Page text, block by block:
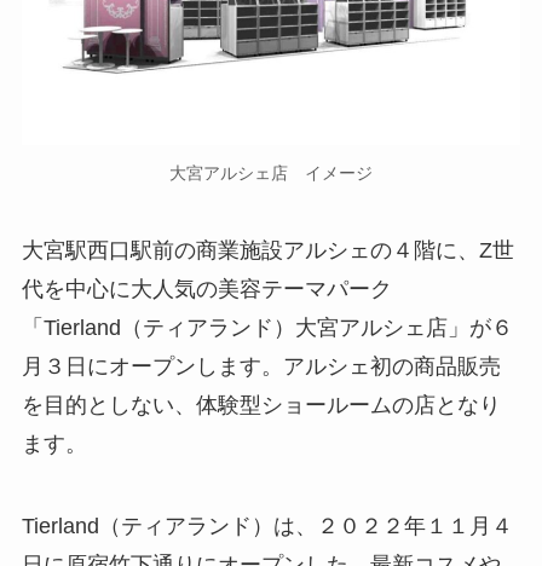
大宮アルシェ店 イメージ
大宮駅西口駅前の商業施設アルシェの４階に、Z世
代を中心に大人気の美容テーマパーク
「Tierland（ティアランド）大宮アルシェ店」が６
月３日にオープンします。アルシェ初の商品販売
を目的としない、体験型ショールームの店となり
ます。
Tierland（ティアランド）は、２０２２年１１月４